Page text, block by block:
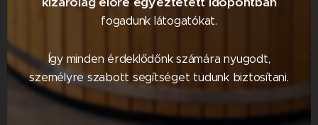
fogadunk látogatókat.
Így minden érdeklődőnk számára nyugodt,
személyre szabott segítséget tudunk biztosítani.